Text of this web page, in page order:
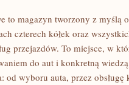
to magazyn tworzony z myślą
czterech kółek oraz
przejazdów. To miejsce, w
do aut i konkretną
od wyboru auta, przez